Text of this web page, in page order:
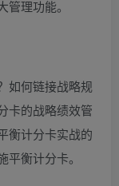
管理功能。
如何链接战略规
卡的战略绩效管
衡计分卡实战的
平衡计分卡。